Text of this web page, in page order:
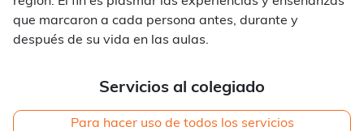
Servicios al colegiado
Para hacer uso de todos los servicios
que marcaron a cada persona antes, durante y
después de su vida en las aulas.